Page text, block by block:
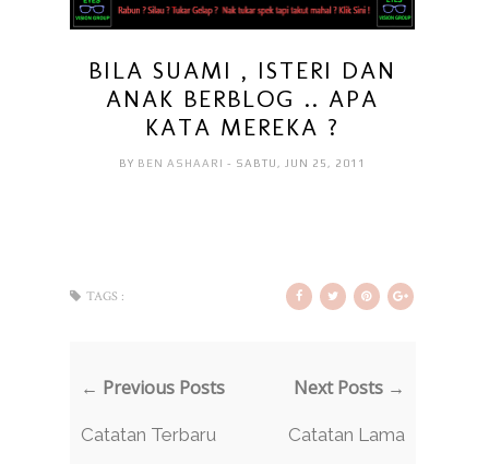
BILA SUAMI , ISTERI DAN
ANAK BERBLOG .. APA
KATA MEREKA ?
BY BEN ASHAARI- SABTU, JUN 25, 2011
TAGS :
← Previous Posts
Catatan Terbaru
Next Posts →
Catatan Lama